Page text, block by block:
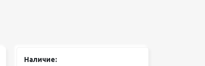
Вазы и цветы
Наличие: